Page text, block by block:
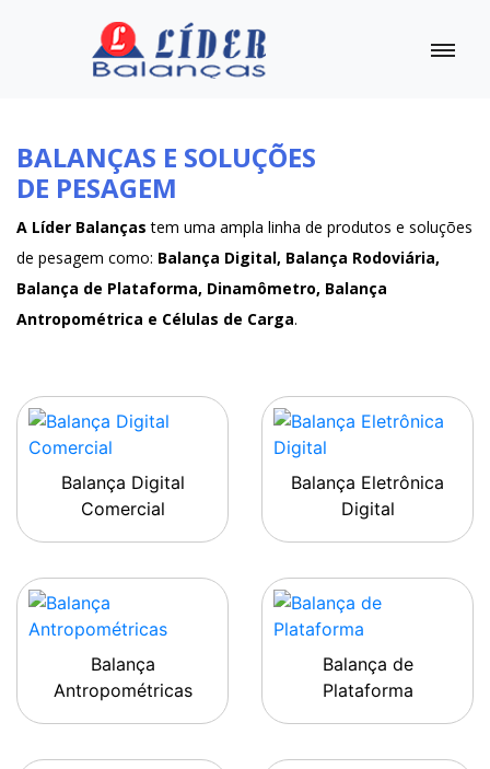
BALANÇAS E SOLUÇÕES
DE PESAGEM
A Líder Balanças tem uma ampla linha de produtos e soluções
de pesagem como: Balança Digital, Balança Rodoviária,
Balança de Plataforma, Dinamômetro, Balança
Antropométrica e Células de Carga.
Balança Digital
Comercial
Balança Eletrônica
Digital
Balança
Antropométricas
Balança de
Plataforma